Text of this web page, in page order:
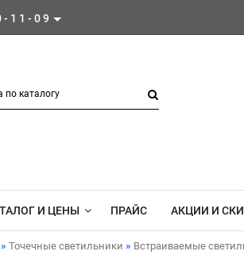
11-09
И ЦЕНЫ ПРАЙС АКЦИИ И
Точечные светильники Встраиваемые